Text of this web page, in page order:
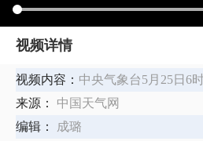
视频详情
视频内容： 中央气象台5月25日6
来源：
中国天气网
编辑：
成璐